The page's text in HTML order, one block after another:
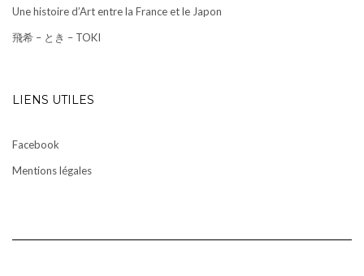
Une histoire d’Art entre la France et le Japon
飛希 – とき – TOKI
LIENS UTILES
Facebook
Mentions légales